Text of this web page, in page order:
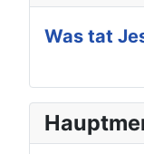
Was tat